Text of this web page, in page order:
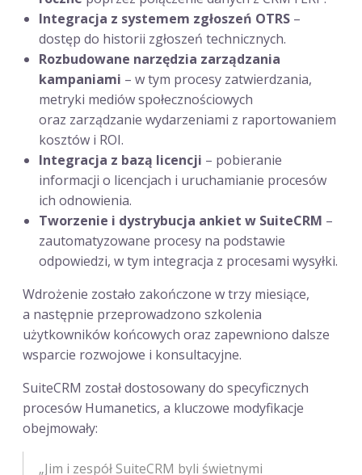
Integracja z systemem zgłoszeń OTRS –
dostęp do historii zgłoszeń technicznych.
Rozbudowane narzędzia zarządzania
kampaniami – w tym procesy zatwierdzania,
metryki mediów społecznościowych
oraz zarządzanie wydarzeniami z raportowaniem
kosztów i ROI.
Integracja z bazą licencji – pobieranie
informacji o licencjach i uruchamianie procesów
ich odnowienia.
Tworzenie i dystrybucja ankiet w SuiteCRM –
zautomatyzowane procesy na podstawie
odpowiedzi, w tym integracja z procesami wysyłki.
Wdrożenie zostało zakończone w trzy miesiące,
a następnie przeprowadzono szkolenia
użytkowników końcowych oraz zapewniono dalsze
wsparcie rozwojowe i konsultacyjne.
SuiteCRM został dostosowany do specyficznych
procesów Humanetics, a kluczowe modyfikacje
obejmowały:
„Jim i zespół SuiteCRM byli świetnymi